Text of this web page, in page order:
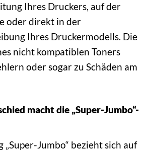
Ihres Druckers, auf der
oder direkt in der
Ihres Druckermodells. Die
nicht kompatiblen Toners
oder sogar zu Schäden am
macht die „Super-Jumbo“-
„Super-Jumbo“ bezieht sich auf